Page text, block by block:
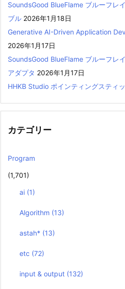
SoundsGood BlueFlame ブルーフレ
ブル 2026年1月18日
Generative AI-Driven Application
2026年1月17日
SoundsGood BlueFlame ブルーフレ
アダプタ 2026年1月17日
HHKB Studio ポインティングスティ
カテゴリー
Program
(1,701)
ai (1)
Algorithm (13)
astah* (13)
etc (72)
input & output (132)